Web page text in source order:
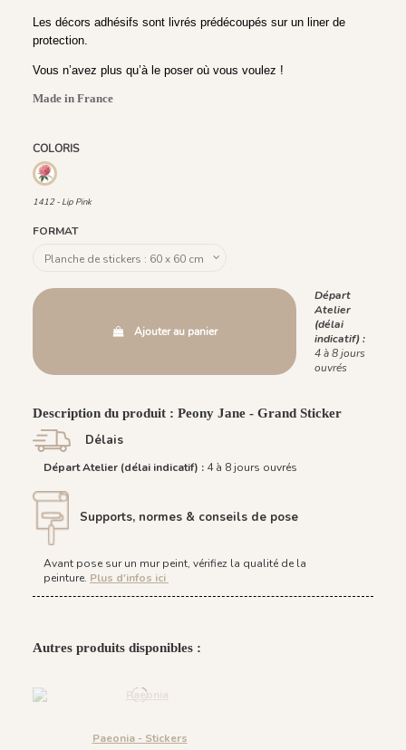
Les décors adhésifs sont livrés prédécoupés sur un liner de
protection.
Vous n’avez plus qu’à le poser où vous voulez !
Made in France
COLORIS
1412 - Lip Pink
1412 - Lip Pink
FORMAT
Ajouter au panier
Départ
Atelier
(délai
indicatif) :
4 à 8 jours
ouvrés
Description du produit : Peony Jane - Grand Sticker
Délais
Départ Atelier (délai indicatif) : 4 à 8 jours ouvrés
Supports, normes & conseils de pose
Avant pose sur un mur peint, vérifiez la qualité de la
peinture. Plus d'infos ici
Autres produits disponibles :
Paeonia - Stickers